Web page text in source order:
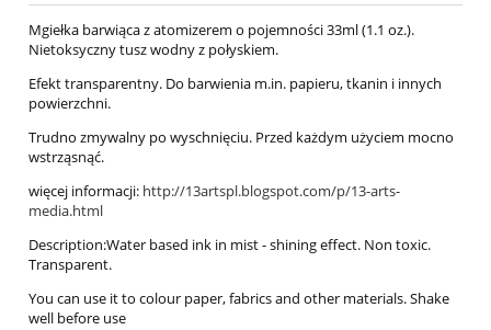
Mgiełka barwiąca z atomizerem o pojemności 33ml (1.1 oz.).
Nietoksyczny tusz wodny z połyskiem.
Efekt transparentny. Do barwienia m.in. papieru, tkanin i innych
powierzchni.
Trudno zmywalny po wyschnięciu. Przed każdym użyciem mocno
wstrząsnąć.
więcej informacji: http://13artspl.blogspot.com/p/13-arts-
media.html
Description:Water based ink in mist - shining effect. Non toxic.
Transparent.
You can use it to colour paper, fabrics and other materials. Shake
well before use